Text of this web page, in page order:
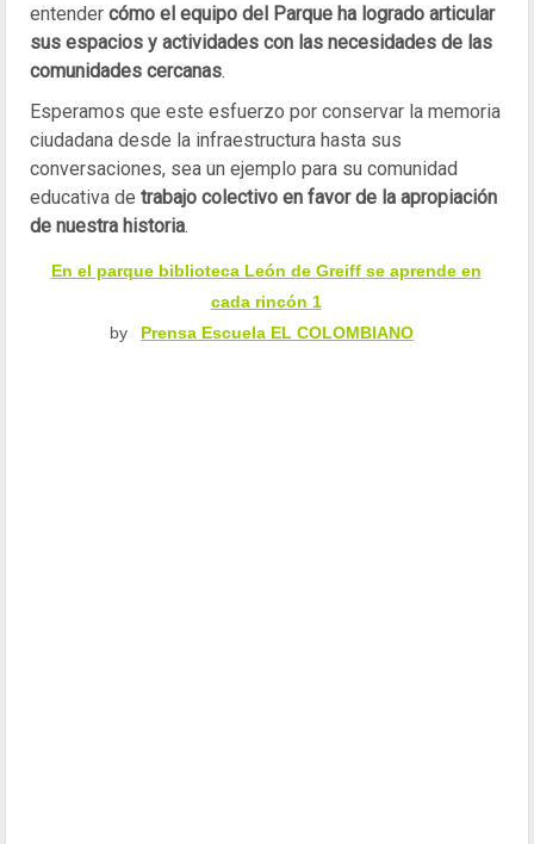
entender cómo el equipo del Parque ha logrado articular
sus espacios y actividades con las necesidades de las
comunidades cercanas.
Esperamos que este esfuerzo por conservar la memoria
ciudadana desde la infraestructura hasta sus
conversaciones, sea un ejemplo para su comunidad
educativa de trabajo colectivo en favor de la apropiación
de nuestra historia.
En el parque biblioteca León de Greiff se aprende en
cada rincón 1
by
Prensa Escuela EL COLOMBIANO